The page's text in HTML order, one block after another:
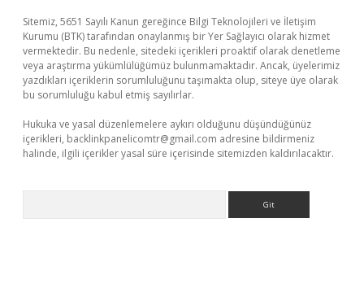
Sitemiz, 5651 Sayılı Kanun gereğince Bilgi Teknolojileri ve İletişim
Kurumu (BTK) tarafından onaylanmış bir Yer Sağlayıcı olarak hizmet
vermektedir. Bu nedenle, sitedeki içerikleri proaktif olarak denetleme
veya araştırma yükümlülüğümüz bulunmamaktadır. Ancak, üyelerimiz
yazdıkları içeriklerin sorumluluğunu taşımakta olup, siteye üye olarak
bu sorumluluğu kabul etmiş sayılırlar.
Hukuka ve yasal düzenlemelere aykırı olduğunu düşündüğünüz
içerikleri, backlinkpanelicomtr@gmail.com adresine bildirmeniz
halinde, ilgili içerikler yasal süre içerisinde sitemizden kaldırılacaktır.